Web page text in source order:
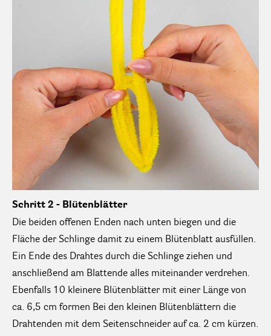
Schritt 2 - Blütenblätter
Die beiden offenen Enden nach unten biegen und die
Fläche der Schlinge damit zu einem Blütenblatt ausfüllen.
Ein Ende des Drahtes durch die Schlinge ziehen und
anschließend am Blattende alles miteinander verdrehen.
Ebenfalls 10 kleinere Blütenblätter mit einer Länge von
ca. 6,5 cm formen Bei den kleinen Blütenblättern die
Drahtenden mit dem Seitenschneider auf ca. 2 cm kürzen.